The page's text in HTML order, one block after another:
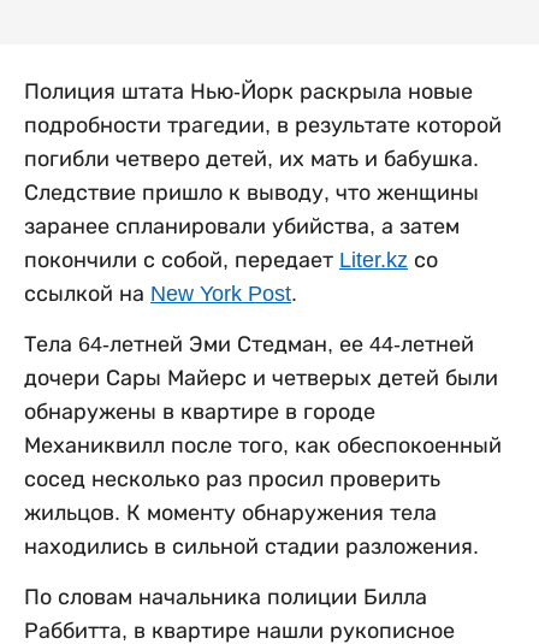
Полиция штата Нью-Йорк раскрыла новые
подробности трагедии, в результате которой
погибли четверо детей, их мать и бабушка.
Следствие пришло к выводу, что женщины
заранее спланировали убийства, а затем
покончили с собой, передает Liter.kz со
ссылкой на New York Post.
Тела 64-летней Эми Стедман, ее 44-летней
дочери Сары Майерс и четверых детей были
обнаружены в квартире в городе
Механиквилл после того, как обеспокоенный
сосед несколько раз просил проверить
жильцов. К моменту обнаружения тела
находились в сильной стадии разложения.
По словам начальника полиции Билла
Раббитта, в квартире нашли рукописное